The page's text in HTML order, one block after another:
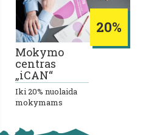
20%
Mokymo
centras
„iCAN“
Iki 20% nuolaida
mokymams